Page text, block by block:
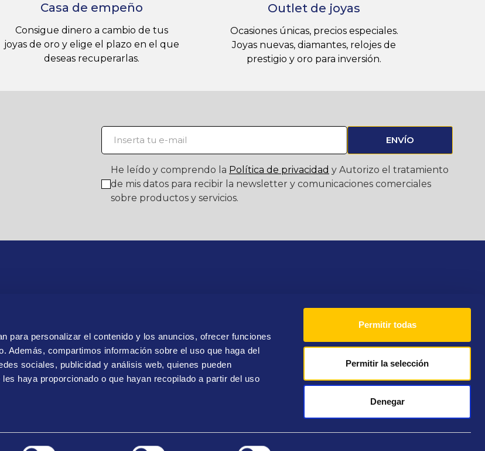
para personalizar el contenido y los anuncios, ofrecer funciones
Además, compartimos información sobre el uso que haga del
sociales, publicidad y análisis web, quienes pueden
haya proporcionado o que hayan recopilado a partir del uso
Permitir todas
Permitir la selección
Denegar
Casa de empeño
Consigue dinero a cambio de tus
joyas de oro y elige el plazo en el que
deseas recuperarlas.
Outlet de joyas
Ocasiones únicas, precios especiales.
Joyas nuevas, diamantes, relojes de
prestigio y oro para inversión.
ENVÍO
He leído y comprendo la Política de privacidad y Autorizo el tratamiento
de mis datos para recibir la newsletter y comunicaciones comerciales
sobre productos y servicios.
Teléfono900 10 14 71